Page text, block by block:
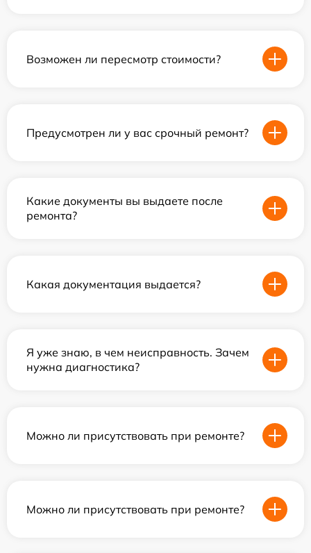
Возможен ли пересмотр стоимости?
Предусмотрен ли у вас срочный ремонт?
Какие документы вы выдаете после
ремонта?
Какая документация выдается?
Я уже знаю, в чем неисправность. Зачем
нужна диагностика?
Можно ли присутствовать при ремонте?
Можно ли присутствовать при ремонте?